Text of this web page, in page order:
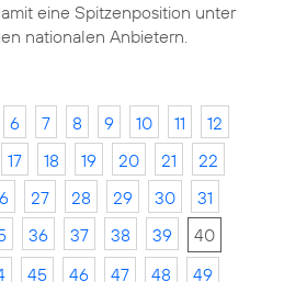
eine Spitzenposition unter
nationalen Anbietern.
6 7 8 9 10 11
12
17 18 19 20 21
22
27 28 29 30
31
36 37 38 39
40
45 46 47 48 49